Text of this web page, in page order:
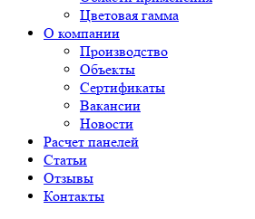
Цветовая гамма
О компании
Производство
Объекты
Сертификаты
Вакансии
Новости
Расчет панелей
Статьи
Отзывы
Контакты